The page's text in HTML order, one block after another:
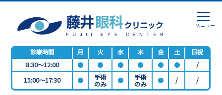
診療時間 月 火 水 木 金 土
日祝
8:30～12:00
● ● ● ● ● ●
/
15:00～17:30
● 手術
のみ ● 手術
のみ ● / /